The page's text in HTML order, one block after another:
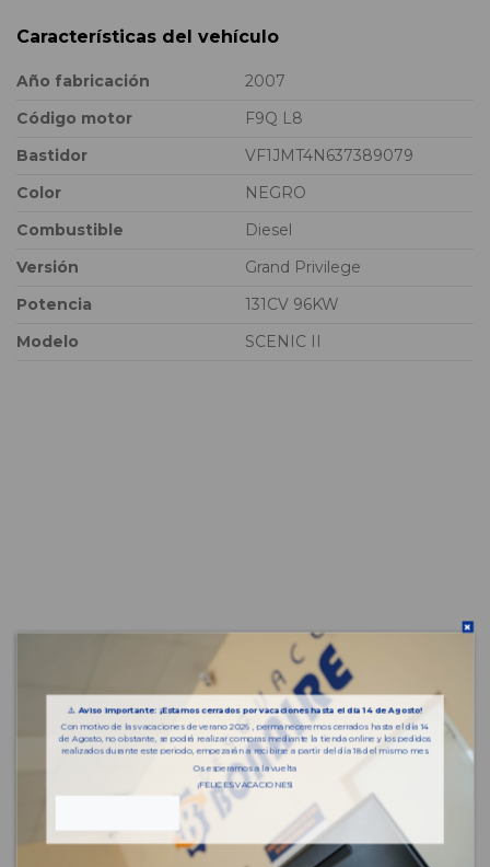
Características del vehículo
Año fabricación
2007
Código motor
F9Q L8
Bastidor
VF1JMT4N637389079
Color
NEGRO
Combustible
Diesel
Versión
Grand Privilege
Potencia
131CV 96KW
Modelo
SCENIC II
⚠️Aviso importante: ¡Estamos cerrados por vacaciones hasta el día 14 de Agosto!
Con motivo de las vacaciones de verano 2026 , permaneceremos cerrados hasta el día 14
de Agosto, no obstante, se podrá realizar compras mediante la tienda online y los pedidos
realizados durante este periodo, empezarán a recibirse a partir del día 18 del mismo mes.
Os esperamos a la vuelta
¡FELICES VACACIONES!